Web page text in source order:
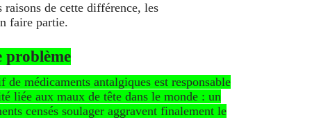
raisons de cette différence, les
faire partie.
problème
de médicaments antalgiques est responsable
liée aux maux de tête dans le monde : un
censés soulager aggravent finalement le